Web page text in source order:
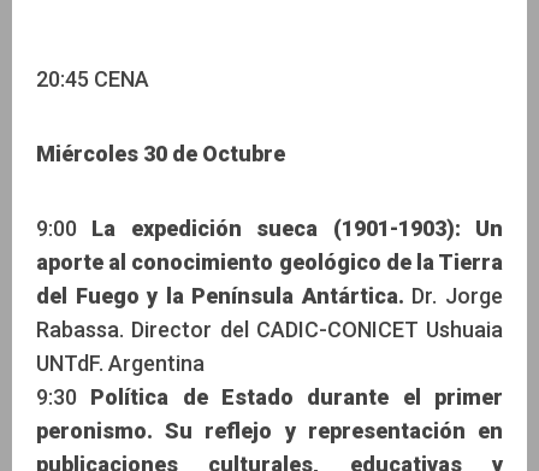
20:45 CENA
Miércoles 30 de Octubre
9:00 La expedición sueca (1901-1903): Un
aporte al conocimiento geológico de la Tierra
del Fuego y la Península Antártica. Dr. Jorge
Rabassa. Director del CADIC-CONICET Ushuaia
UNTdF. Argentina
9:30 Política de Estado durante el primer
peronismo. Su reflejo y representación en
publicaciones culturales, educativas y